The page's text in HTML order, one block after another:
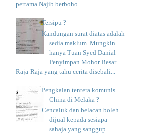
pertama Najib berboho...
Tersipu ?
Kandungan surat diatas adalah
sedia maklum. Mungkin
hanya Tuan Syed Danial
Penyimpan Mohor Besar
Raja-Raja yang tahu cerita disebali...
Pengkalan tentera komunis
China di Melaka ?
Cencaluk dan belacan boleh
dijual kepada sesiapa
sahaja yang sanggup